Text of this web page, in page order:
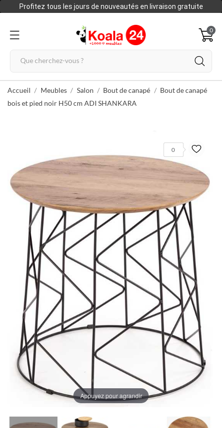
Profitez tous les jours de nouveautés en livraison gratuite
0
Accueil Meubles Salon Bout de canapé
Bout de canapé
bois et pied noir H50 cm ADI SHANKARA
Appuyez pour agrandir
0